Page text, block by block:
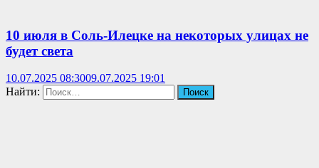
10 июля в Соль-Илецке на некоторых улицах не
будет света
10.07.2025 08:3009.07.2025 19:01
Найти: